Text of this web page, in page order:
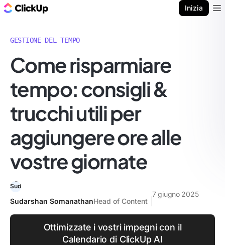
Inizia
GESTIONE DEL TEMPO
Come risparmiare
tempo: consigli &
trucchi utili per
aggiungere ore alle
vostre giornate
Sudarshan SomanathanHead of Content
7 giugno 2025
Ottimizzate i vostri impegni con il
Calendario di ClickUp AI